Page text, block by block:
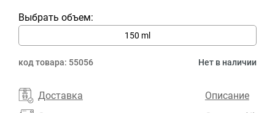
Выбрать объем:
150 ml
код товара: 55056 Нет в наличии
Доставка
Описание